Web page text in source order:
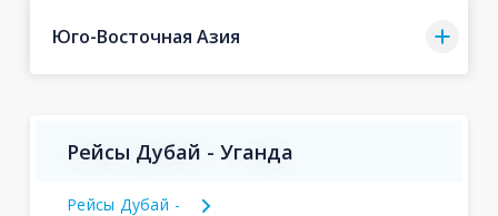
Юго-Восточная Азия
Рейсы Дубай - Уганда
Рейсы Дубай -